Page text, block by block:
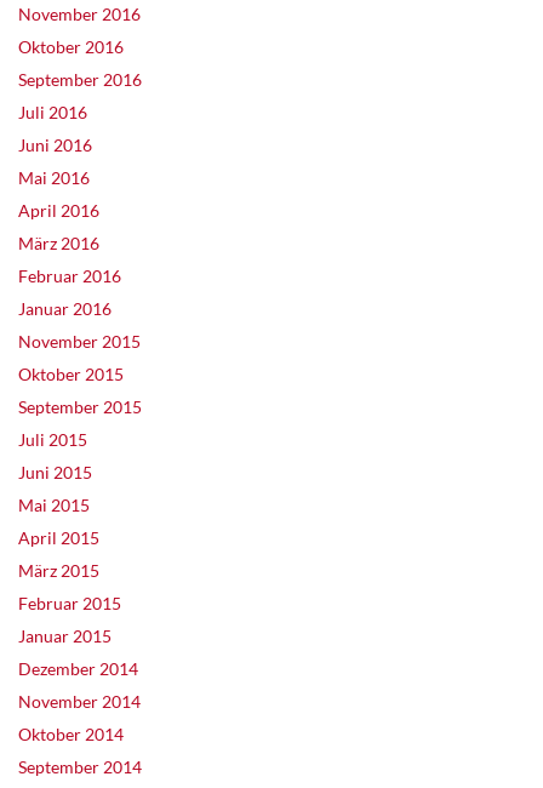
November 2016
Oktober 2016
September 2016
Juli 2016
Juni 2016
Mai 2016
April 2016
März 2016
Februar 2016
Januar 2016
November 2015
Oktober 2015
September 2015
Juli 2015
Juni 2015
Mai 2015
April 2015
März 2015
Februar 2015
Januar 2015
Dezember 2014
November 2014
Oktober 2014
September 2014